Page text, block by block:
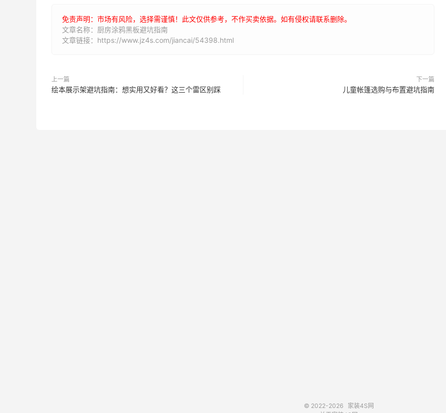
免责声明：市场有风险，选择需谨慎！此文仅供参考，不作买卖依据。如有侵权请联系删除。
文章名称：厨房涂鸦黑板避坑指南
文章链接：https://www.jz4s.com/jiancai/54398.html
上一篇
绘本展示架避坑指南：想实用又好看？这三个雷区别踩
下一篇
儿童帐篷选购与布置避坑指南
© 2022-2026 家装4S网